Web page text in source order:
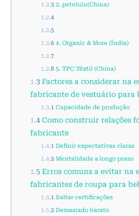
1.2.3 2. petelulu(China)
1.2.4
1.2.5
1.2.6 4. Organic & More (Índia)
1.2.7
1.2.8 5. TPC Têxtil (China)
1.3Factores a considerar na
fabricante de vestuário para
1.3.1 Capacidade de produção
1.4Como construir relações
fabricante
1.4.1 Definir expectativas claras
1.4.2 Mentalidade a longo prazo
1.5Erros comuns a evitar na
fabricantes de roupa para
1.5.1 Saltar certificações
1.5.2 Demasiado barato